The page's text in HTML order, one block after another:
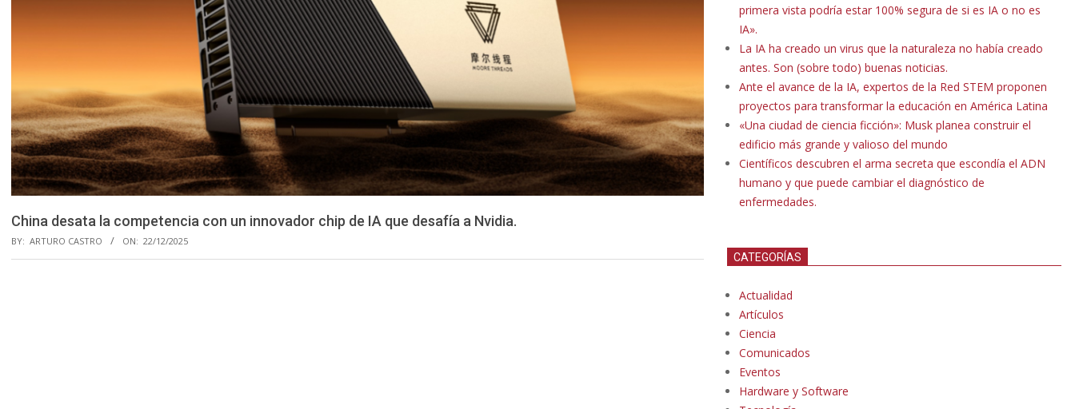
China desata la competencia con un innovador chip de IA que desafía a Nvidia.
BY: ARTURO CASTRO ON: 22/12/2025
primera vista podría estar 100% segura de si es IA o no es
IA».
La IA ha creado un virus que la naturaleza no había creado
antes. Son (sobre todo) buenas noticias.
Ante el avance de la IA, expertos de la Red STEM proponen
proyectos para transformar la educación en América Latina
«Una ciudad de ciencia ficción»: Musk planea construir el
edificio más grande y valioso del mundo
Científicos descubren el arma secreta que escondía el ADN
humano y que puede cambiar el diagnóstico de
enfermedades.
CATEGORÍAS
Actualidad
Artículos
Ciencia
Comunicados
Eventos
Hardware y Software